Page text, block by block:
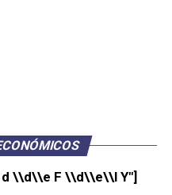
\\d\\e F \\d\\e\\l Y"]